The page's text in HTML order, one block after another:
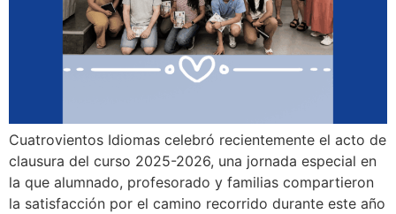
Cuatrovientos Idiomas celebró recientemente el acto de
clausura del curso 2025-2026, una jornada especial en
la que alumnado, profesorado y familias compartieron
la satisfacción por el camino recorrido durante este año